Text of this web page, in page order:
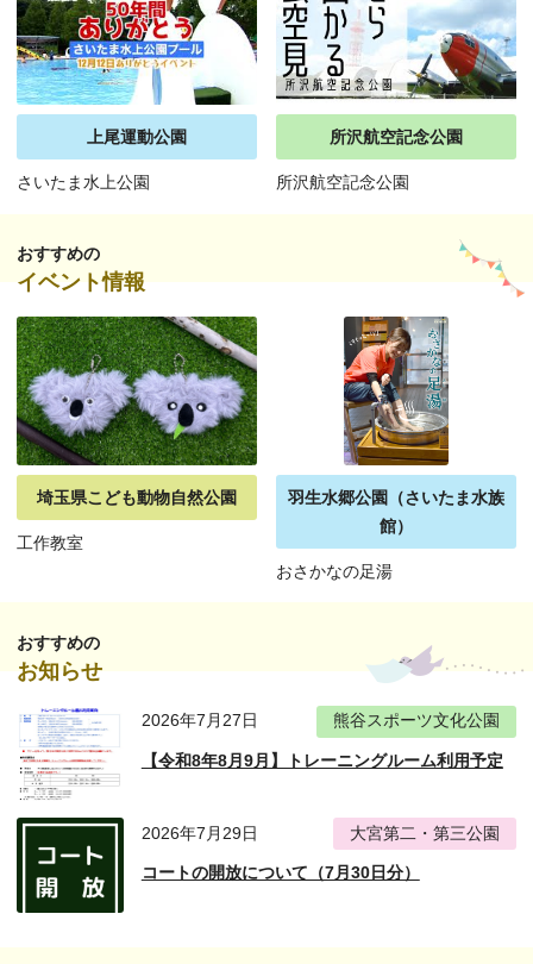
上尾運動公園
さいたま水上公園
所沢航空記念公園
所沢航空記念公園
おすすめの
イベント情報
埼玉県こども動物自然公園
工作教室
羽生水郷公園（さいたま水族
館）
おさかなの足湯
おすすめの
お知らせ
2026年7月27日 熊谷スポーツ文化公園
【令和8年8月9月】トレーニングルーム利用予定
2026年7月29日 大宮第二・第三公園
コートの開放について（7月30日分）